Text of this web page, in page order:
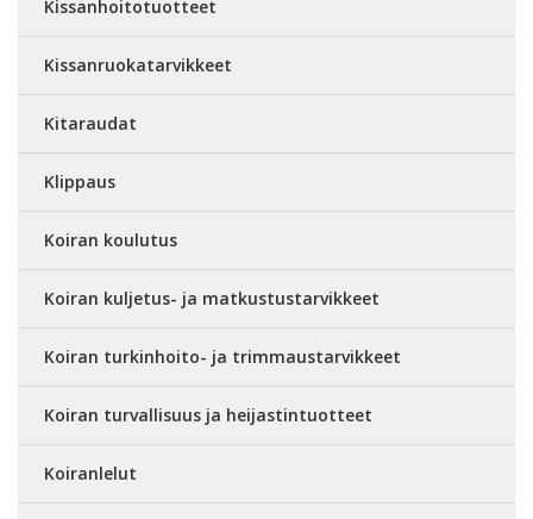
Kissanhoitotuotteet
Kissanruokatarvikkeet
Kitaraudat
Klippaus
Koiran koulutus
Koiran kuljetus- ja matkustustarvikkeet
Koiran turkinhoito- ja trimmaustarvikkeet
Koiran turvallisuus ja heijastintuotteet
Koiranlelut